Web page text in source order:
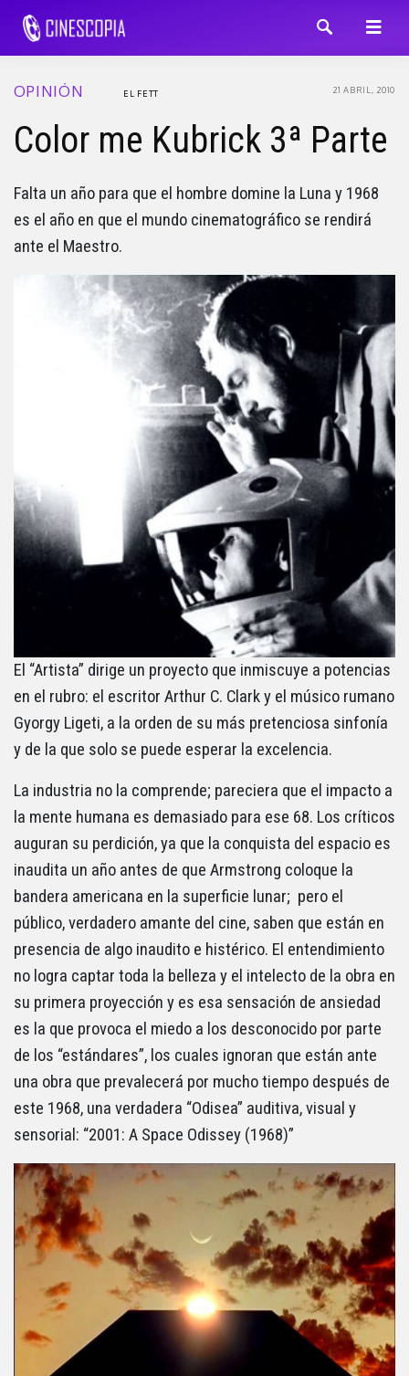
OPINIÓN 21 ABRIL, 2010
EL FETT
Color me Kubrick 3ª Parte
Falta un año para que el hombre domine la Luna y 1968
es el año en que el mundo cinematográfico se rendirá
ante el Maestro.
El “Artista” dirige un proyecto que inmiscuye a potencias
en el rubro: el escritor Arthur C. Clark y el músico rumano
Gyorgy Ligeti, a la orden de su más pretenciosa sinfonía
y de la que solo se puede esperar la excelencia.
La industria no la comprende; pareciera que el impacto a
la mente humana es demasiado para ese 68. Los críticos
auguran su perdición, ya que la conquista del espacio es
inaudita un año antes de que Armstrong coloque la
bandera americana en la superficie lunar; pero el
público, verdadero amante del cine, saben que están en
presencia de algo inaudito e histérico. El entendimiento
no logra captar toda la belleza y el intelecto de la obra en
su primera proyección y es esa sensación de ansiedad
es la que provoca el miedo a los desconocido por parte
de los “estándares”, los cuales ignoran que están ante
una obra que prevalecerá por mucho tiempo después de
este 1968, una verdadera “Odisea” auditiva, visual y
sensorial: “2001: A Space Odissey (1968)”